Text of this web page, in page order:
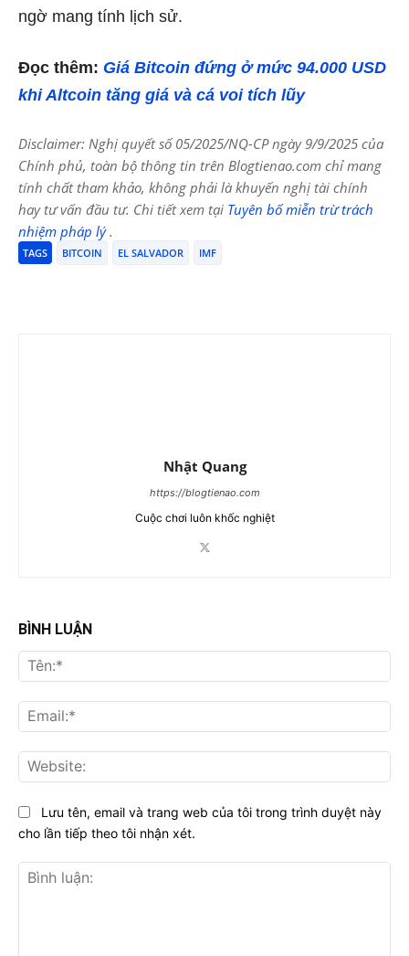
ngờ mang tính lịch sử.
Đọc thêm: Giá Bitcoin đứng ở mức 94.000 USD
khi Altcoin tăng giá và cá voi tích lũy
Disclaimer: Nghị quyết số 05/2025/NQ-CP ngày 9/9/2025 của
Chính phủ, toàn bộ thông tin trên Blogtienao.com chỉ mang
tính chất tham khảo, không phải là khuyến nghị tài chính
hay tư vấn đầu tư. Chi tiết xem tại Tuyên bố miễn trừ trách
nhiệm pháp lý.
TAGS BITCOIN EL SALVADOR IMF
Nhật Quang
https://blogtienao.com
Cuộc chơi luôn khốc nghiệt
BÌNH LUẬN
Lưu tên, email và trang web của tôi trong trình duyệt này
cho lần tiếp theo tôi nhận xét.